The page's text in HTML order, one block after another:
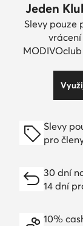
Jeden
Slevy pouze
Slevy
pro
30 dní
14 dní
10%